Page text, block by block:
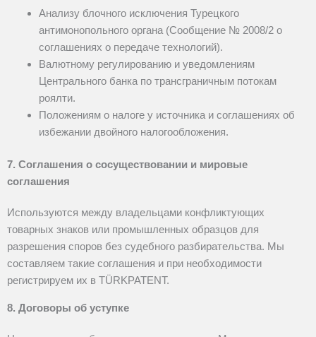
Анализу блочного исключения Турецкого
антимонопольного органа (Сообщение № 2008/2 о
соглашениях о передаче технологий).
Валютному регулированию и уведомлениям
Центрального банка по трансграничным потокам
роялти.
Положениям о налоге у источника и соглашениях об
избежании двойного налогообложения.
7. Соглашения о сосуществовании и мировые
соглашения
Используются между владельцами конфликтующих
товарных знаков или промышленных образцов для
разрешения споров без судебного разбирательства. Мы
составляем такие соглашения и при необходимости
регистрируем их в TÜRKPATENT.
8. Договоры об уступке